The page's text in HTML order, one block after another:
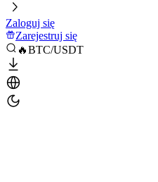
Zaloguj się
Zarejestruj się
🔥BTC/USDT